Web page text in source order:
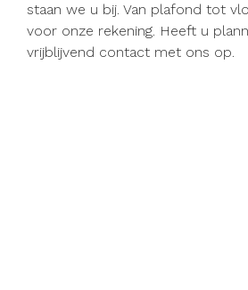
staan we u bij. Van plafond tot
voor onze rekening. Heeft u
vrijblijvend contact met ons op.